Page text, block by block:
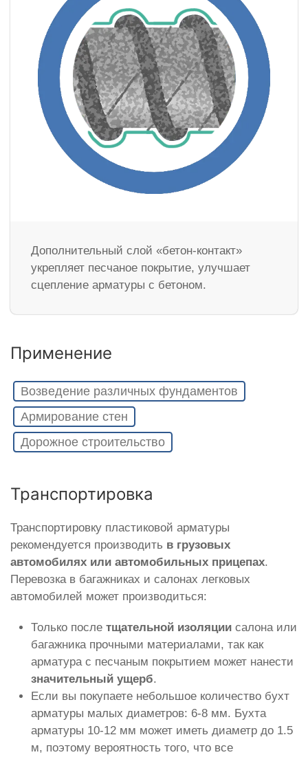
Дополнительный слой «бетон-контакт»
укрепляет песчаное покрытие, улучшает
сцепление арматуры с бетоном.
Применение
Возведение различных фундаментов
Армирование стен
Дорожное строительство
Транспортировка
Транспортировку пластиковой арматуры
рекомендуется производить в грузовых
автомобилях или автомобильных прицепах.
Перевозка в багажниках и салонах легковых
автомобилей может производиться:
Только после тщательной изоляции салона или
багажника прочными материалами, так как
арматура с песчаным покрытием может нанести
значительный ущерб.
Если вы покупаете небольшое количество бухт
арматуры малых диаметров: 6-8 мм. Бухта
арматуры 10-12 мм может иметь диаметр до 1.5
м, поэтому вероятность того, что все